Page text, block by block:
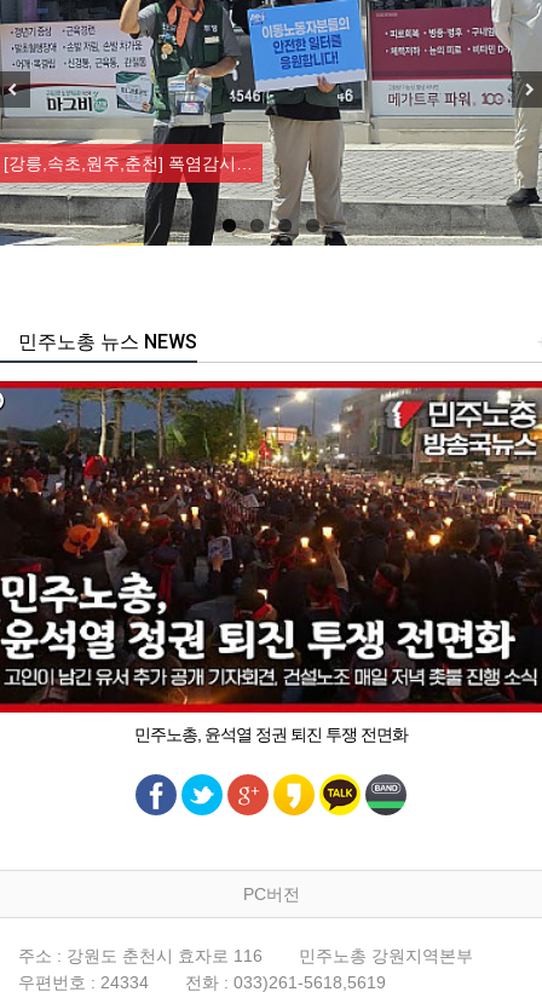
[강릉,속초,원주,춘천] 폭염감시…
주노총 뉴스 NEWS
민주노총, 윤석열 정권 퇴진 투쟁 전면화
PC버전
주소 : 강원도 춘천시 효자로 116
민주노총 강원지역본부
우편번호 : 24334
전화 : 033)261-5618,5619